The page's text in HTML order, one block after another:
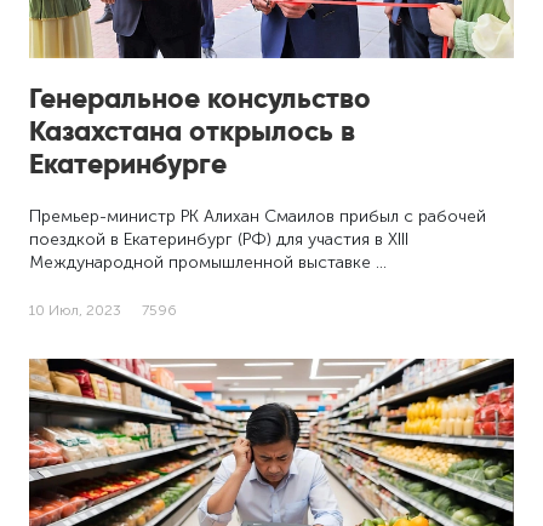
Генеральное консульство
Казахстана открылось в
Екатеринбурге
Премьер-министр РК Алихан Смаилов прибыл с рабочей
поездкой в Екатеринбург (РФ) для участия в XIII
Международной промышленной выставке …
10 Июл, 2023 7596